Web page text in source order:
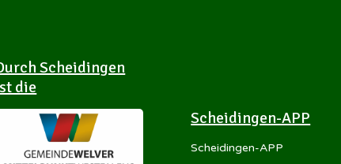
Scheidingen
die
Scheidingen-APP
Scheidingen-APP